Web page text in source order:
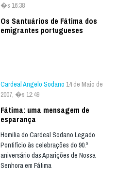
�s 16:38
Os Santuários de Fátima dos
emigrantes portugueses
Cardeal Angelo Sodano 14 de Maio de
2007, �s 12:49
Fátima: uma mensagem de
esparança
Homilia do Cardeal Sodano Legado
Pontifício às celebrações do 90.º
aniversário das Aparições de Nossa
Senhora em Fátima